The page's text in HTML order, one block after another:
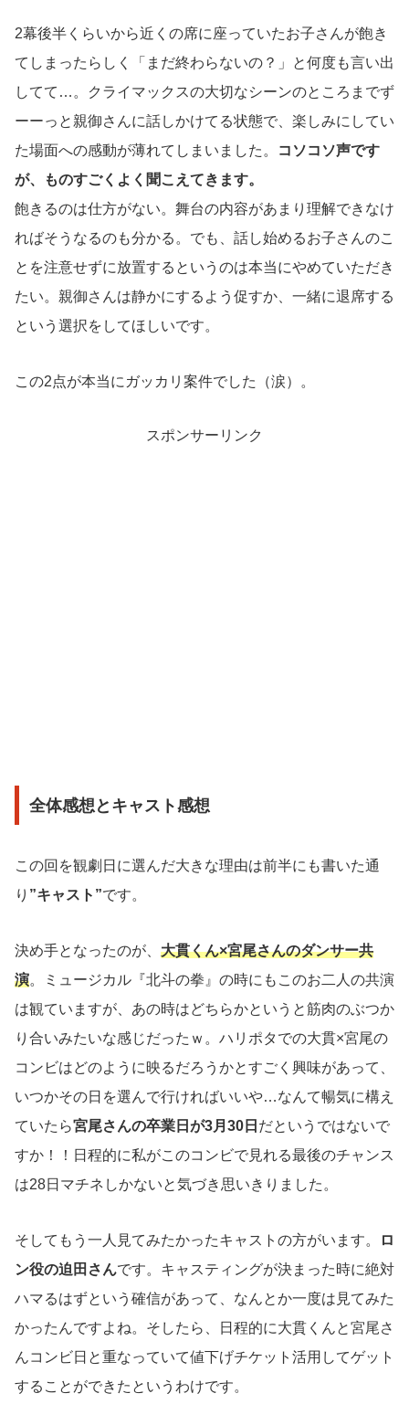
2幕後半くらいから近くの席に座っていたお子さんが飽き
てしまったらしく「まだ終わらないの？」と何度も言い出
してて…。クライマックスの大切なシーンのところまでず
ーーっと親御さんに話しかけてる状態で、楽しみにしてい
た場面への感動が薄れてしまいました。
コソコソ声です
が、ものすごくよく聞こえてきます。
飽きるのは仕方がない。舞台の内容があまり理解できなけ
ればそうなるのも分かる。でも、話し始めるお子さんのこ
とを注意せずに放置するというのは本当にやめていただき
たい。親御さんは静かにするよう促すか、一緒に退席する
という選択をしてほしいです。
この2点が本当にガッカリ案件でした（涙）。
スポンサーリンク
全体感想とキャスト感想
この回を観劇日に選んだ大きな理由は前半にも書いた通
り ”キャスト”です。
決め手となったのが、 大貫くん×宮尾さんのダンサー共
演。ミュージカル『北斗の拳』の時にもこのお二人の共演
は観ていますが、あの時はどちらかというと筋肉のぶつか
り合いみたいな感じだったｗ。ハリポタでの大貫×宮尾の
コンビはどのように映るだろうかとすごく興味があって、
いつかその日を選んで行ければいいや…なんて暢気に構え
ていたら宮尾さんの卒業日が3月30日 だというではないで
すか！！日程的に私がこのコンビで見れる最後のチャンス
は28日マチネしかないと気づき思いきりました。
そしてもう一人見てみたかったキャストの方がいます。
ロ
ン役の迫田さんです。キャスティングが決まった時に絶対
ハマるはずという確信があって、なんとか一度は見てみた
かったんですよね。そしたら、日程的に大貫くんと宮尾さ
んコンビ日と重なっていて値下げチケット活用してゲット
することができたというわけです。